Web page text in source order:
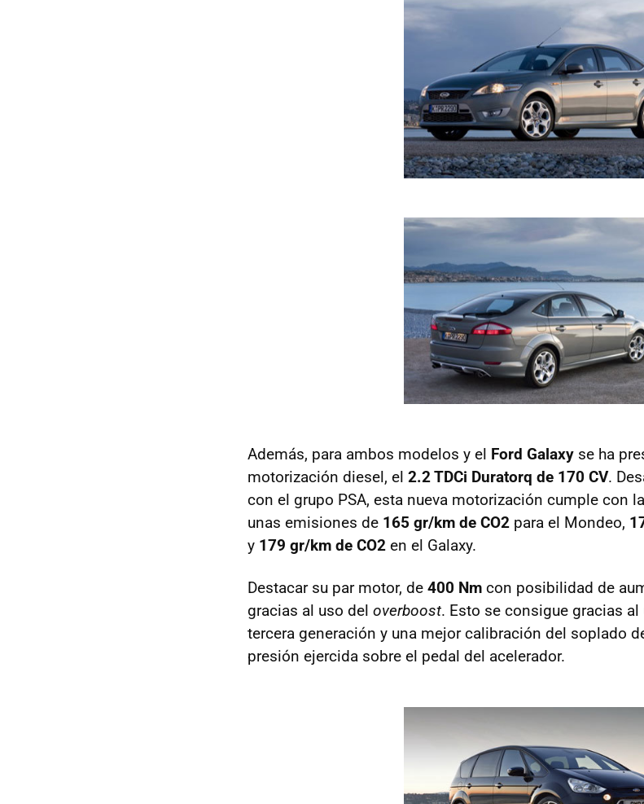
Además, para ambos modelos y el Ford Galaxy se ha
motorización diesel, el 2.2 TDCi Duratorq de 170 CV.
con el grupo PSA, esta nueva motorización cumple con
unas emisiones de 165 gr/km de CO2 para el Mondeo,
y 179 gr/km de CO2 en el Galaxy.
Destacar su par motor, de 400 Nm con posibilidad de
gracias al uso del overboost. Esto se consigue gracias al
tercera generación y una mejor calibración del soplado
presión ejercida sobre el pedal del acelerador.